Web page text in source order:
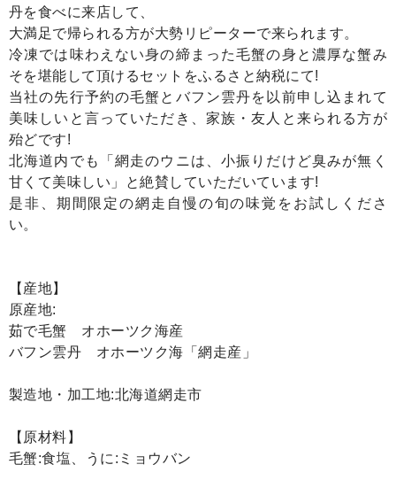
丹を食べに来店して、
大満足で帰られる方が大勢リピーターで来られます。
冷凍では味わえない身の締まった毛蟹の身と濃厚な蟹み
そを堪能して頂けるセットをふるさと納税にて!
当社の先行予約の毛蟹とバフン雲丹を以前申し込まれて
美味しいと言っていただき、家族・友人と来られる方が
殆どです!
北海道内でも「網走のウニは、小振りだけど臭みが無く
甘くて美味しい」と絶賛していただいています!
是非、期間限定の網走自慢の旬の味覚をお試しくださ
い。
【産地】
原産地:
茹で毛蟹 オホーツク海産
バフン雲丹 オホーツク海「網走産」
製造地・加工地:北海道網走市
【原材料】
毛蟹:食塩、うに:ミョウバン